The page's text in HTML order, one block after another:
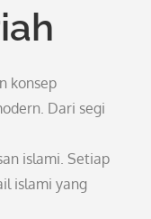
konsep
Dari segi
islami. Setiap
islami yang